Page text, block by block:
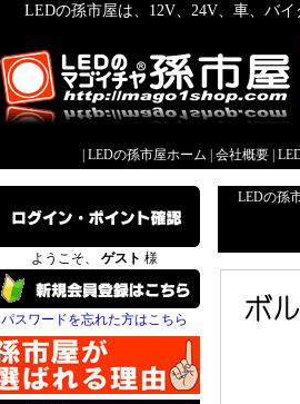
LEDの孫市屋は、12V、24V、車、バ
LEDの孫市屋ホーム 会社概要
ようこそ、 ゲスト 様
パスワードを忘れた方はこちら
LEDの孫